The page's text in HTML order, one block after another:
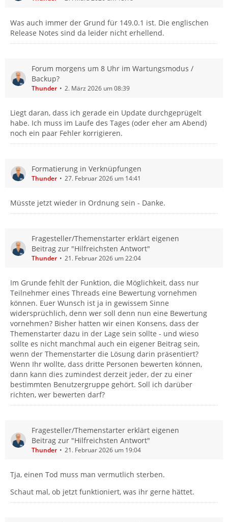
Was auch immer der Grund für 149.0.1 ist. Die englischen
Release Notes sind da leider nicht erhellend.
Forum morgens um 8 Uhr im Wartungsmodus /
Backup?
Thunder 2. März 2026 um 08:39
Liegt daran, dass ich gerade ein Update durchgeprügelt
habe. Ich muss im Laufe des Tages (oder eher am Abend)
noch ein paar Fehler korrigieren.
Formatierung in Verknüpfungen
Thunder 27. Februar 2026 um 14:41
Müsste jetzt wieder in Ordnung sein - Danke.
Fragesteller/Themenstarter erklärt eigenen
Beitrag zur "Hilfreichsten Antwort"
Thunder 21. Februar 2026 um 22:04
Im Grunde fehlt der Funktion, die Möglichkeit, dass nur
Teilnehmer eines Threads eine Bewertung vornehmen
können. Euer Wunsch ist ja in gewissem Sinne
widersprüchlich, denn wer soll denn nun eine Bewertung
vornehmen? Bisher hatten wir einen Konsens, dass der
Themenstarter dazu in der Lage sein sollte - und wieso
sollte es nicht manchmal auch ein eigener Beitrag sein,
wenn der Themenstarter die Lösung darin präsentiert?
Wenn Ihr wollte, dass dritte Personen bewerten können,
dann kann dies zumindest derzeit jeder, der zu einer
bestimmten Benutzergruppe gehört. Soll ich darüber
richten, wer bewerten darf?
Fragesteller/Themenstarter erklärt eigenen
Beitrag zur "Hilfreichsten Antwort"
Thunder 21. Februar 2026 um 19:04
Tja, einen Tod muss man vermutlich sterben.
Schaut mal, ob jetzt funktioniert, was ihr gerne hättet.